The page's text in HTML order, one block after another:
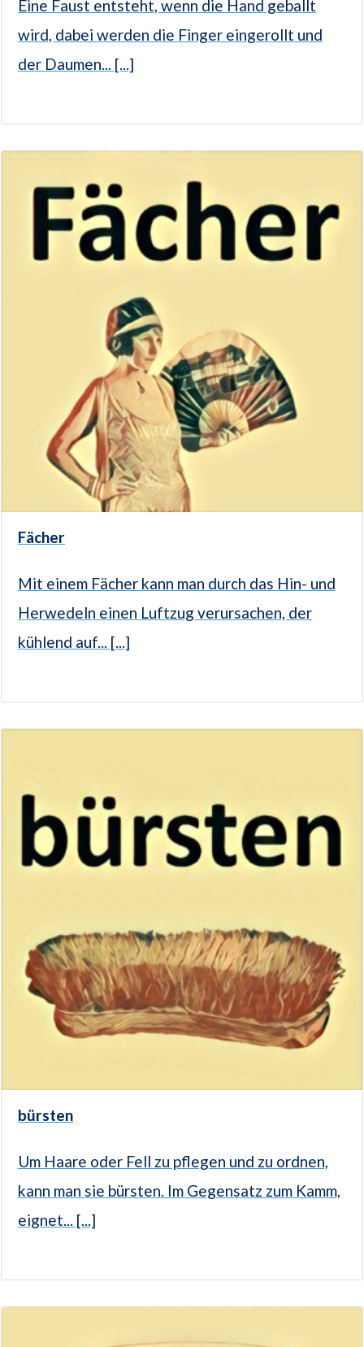
Eine Faust entsteht, wenn die Hand geballt
wird, dabei werden die Finger eingerollt und
der Daumen... [...]
Fächer
Mit einem Fächer kann man durch das Hin- und
Herwedeln einen Luftzug verursachen, der
kühlend auf... [...]
bürsten
Um Haare oder Fell zu pflegen und zu ordnen,
kann man sie bürsten. Im Gegensatz zum Kamm,
eignet... [...]